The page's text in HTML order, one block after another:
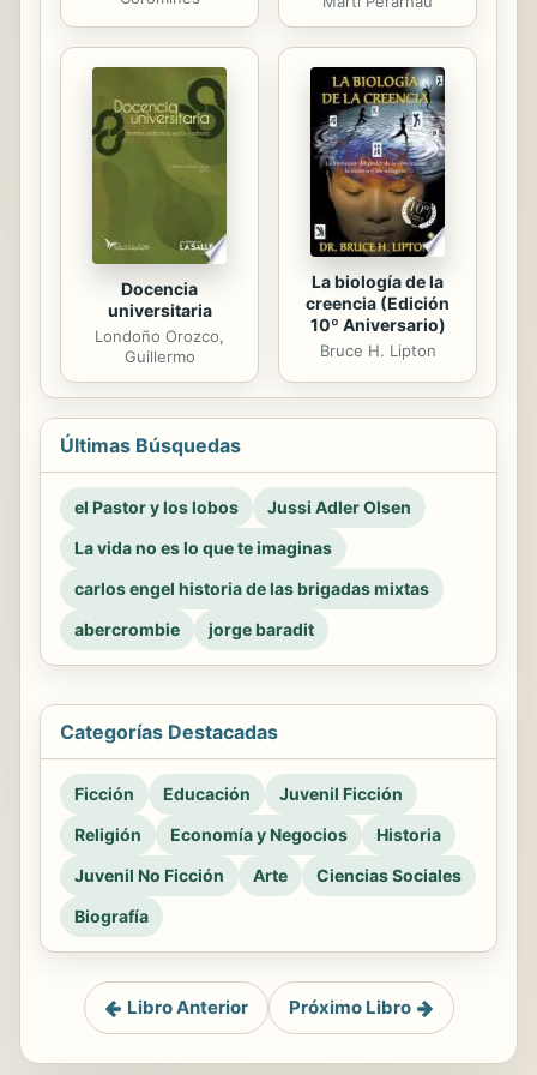
Docencia
universitaria
Londoño Orozco,
Guillermo
La biología de la
creencia (Edición
10º Aniversario)
Bruce H. Lipton
Últimas Búsquedas
el Pastor y los lobos
Jussi Adler Olsen
La vida no es lo que te imaginas
carlos engel historia de las brigadas mixtas
abercrombie
jorge baradit
Categorías Destacadas
Ficción Educación
Juvenil Ficción
Religión
Economía y Negocios
Historia
Juvenil No Ficción
Arte
Ciencias Sociales
Biografía
Libro Anterior Próximo Libro